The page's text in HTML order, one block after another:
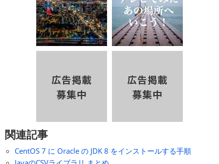
関連記事
CentOS 7 に Oracle の JDK 8 をインストールする手順